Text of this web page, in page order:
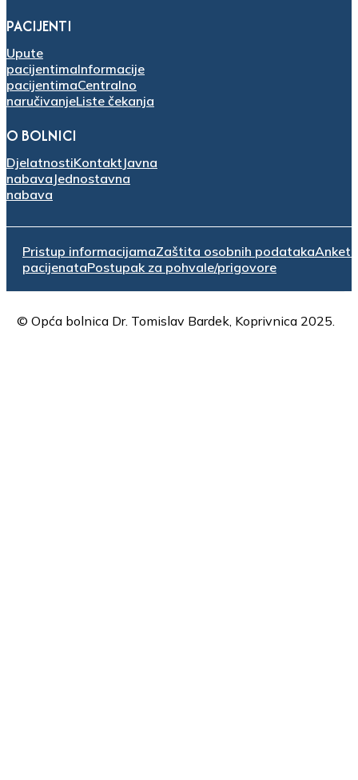
PACIJENTI
Upute
pacijentimaInformacije
pacijentimaCentralno
naručivanjeListe čekanja
O BOLNICI
DjelatnostiKontakt Javna
nabava Jednostavna
nabava
Pristup informacijamaZaštita osobnih podatakaAnketa
pacijenataPostupak za pohvale/prigovore
© Opća bolnica Dr. Tomislav Bardek, Koprivnica 2025.